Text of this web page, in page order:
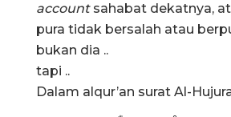
accountsahabat dekatnya,
pura tidak bersalah atau
bukan dia ..
tapi ..
Dalam alqur’an surat Al-